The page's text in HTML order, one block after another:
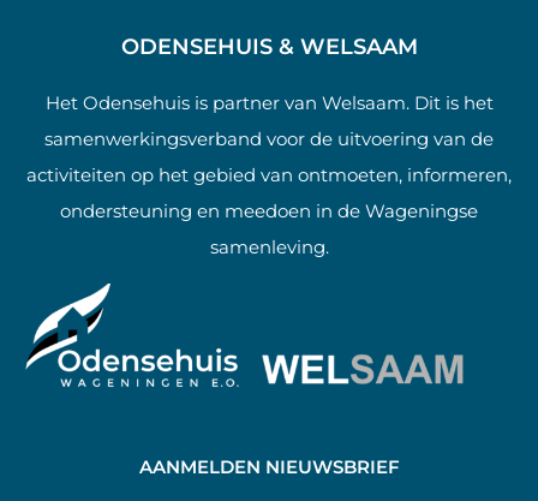
ODENSEHUIS & WELSAAM
Het Odensehuis is partner van Welsaam. Dit is het
samenwerkingsverband voor de uitvoering van de
activiteiten op het gebied van ontmoeten, informeren,
ondersteuning en meedoen in de Wageningse
samenleving.
AANMELDEN NIEUWSBRIEF